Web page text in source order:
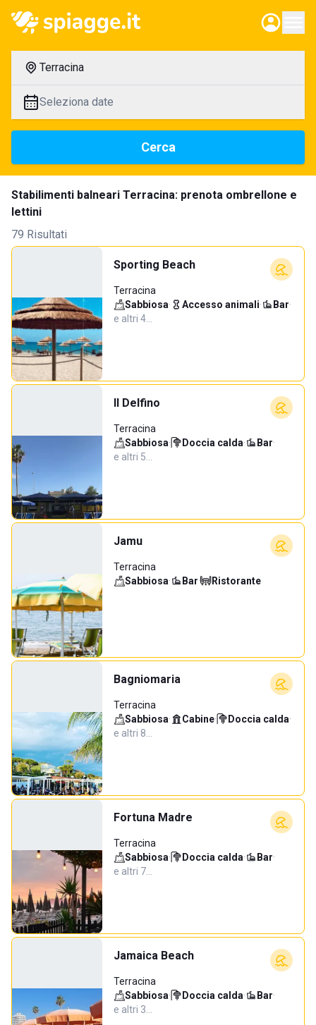
Terracina
Seleziona date
Cerca
Stabilimenti balneari Terracina: prenota ombrellone e
lettini
79 Risultati
Sporting Beach
Terracina
Sabbiosa· Accesso animali· Bar·
e altri 4…
Il Delfino
Terracina
Sabbiosa· Doccia calda· Bar·
e altri 5…
Jamu
Terracina
Sabbiosa· Bar· Ristorante
Bagniomaria
Terracina
Sabbiosa· Cabine· Doccia calda·
e altri 8…
Fortuna Madre
Terracina
Sabbiosa· Doccia calda· Bar·
e altri 7…
Jamaica Beach
Terracina
Sabbiosa· Doccia calda· Bar·
e altri 3…